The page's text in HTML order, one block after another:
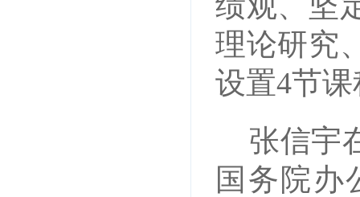
理论研究
设置4节
张信宇
国务院办